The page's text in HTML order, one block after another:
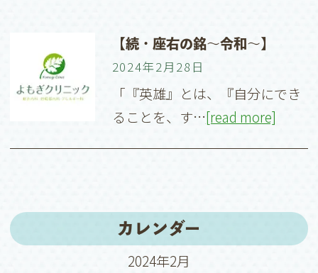
【続・座右の銘〜令和〜】
2024年2月28日
「『英雄』とは、『自分にでき
ることを、す…[read more]
カレンダー
2024年2月